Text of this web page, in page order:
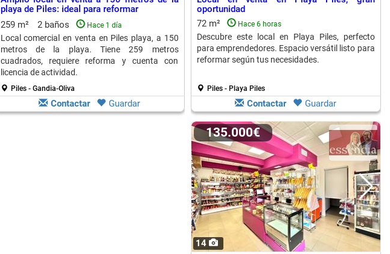
playa de Piles: ideal para reformar
259 m²
2 baños Hace 1 día
Local comercial en venta en Piles playa, a 150
metros de la playa. Tiene 259 metros
cuadrados, requiere reforma y cuenta con
licencia de actividad.
Piles - Gandia-Oliva
Contactar Guardar
oportunidad
72 m²
Hace 6 horas
Descubre este local en Playa Piles, perfecto
para emprendedores. Espacio versátil listo para
reformar según tus necesidades.
Piles - Playa Piles
Contactar Guardar
14
135.000€